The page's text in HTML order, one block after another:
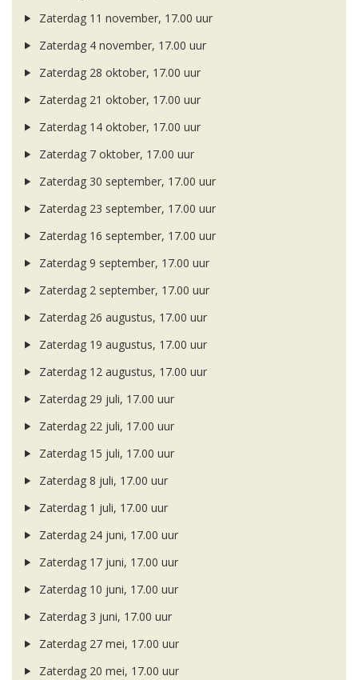
Zaterdag 11 november, 17.00 uur
Zaterdag 4 november, 17.00 uur
Zaterdag 28 oktober, 17.00 uur
Zaterdag 21 oktober, 17.00 uur
Zaterdag 14 oktober, 17.00 uur
Zaterdag 7 oktober, 17.00 uur
Zaterdag 30 september, 17.00 uur
Zaterdag 23 september, 17.00 uur
Zaterdag 16 september, 17.00 uur
Zaterdag 9 september, 17.00 uur
Zaterdag 2 september, 17.00 uur
Zaterdag 26 augustus, 17.00 uur
Zaterdag 19 augustus, 17.00 uur
Zaterdag 12 augustus, 17.00 uur
Zaterdag 29 juli, 17.00 uur
Zaterdag 22 juli, 17.00 uur
Zaterdag 15 juli, 17.00 uur
Zaterdag 8 juli, 17.00 uur
Zaterdag 1 juli, 17.00 uur
Zaterdag 24 juni, 17.00 uur
Zaterdag 17 juni, 17.00 uur
Zaterdag 10 juni, 17.00 uur
Zaterdag 3 juni, 17.00 uur
Zaterdag 27 mei, 17.00 uur
Zaterdag 20 mei, 17.00 uur